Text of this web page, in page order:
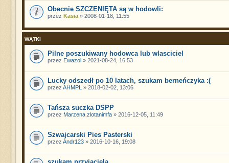
Obecnie SZCZENIĘTA są w hodowli:
przez Kasia» 2008-01-18, 11:55
WĄTKI
Pilne poszukiwany hodowca lub wlasciciel
przez Ewazol» 2021-08-24, 16:53
Lucky odszedł po 10 latach, szukam berneńczyka :(
przez AHMPL » 2018-02-02, 13:06
Tańsza suczka DSPP
przez Marzena.zlotanimfa» 2016-12-05, 11:49
Szwajcarski Pies Pasterski
przez Andr123» 2016-10-16, 19:08
szukam przyjaciela